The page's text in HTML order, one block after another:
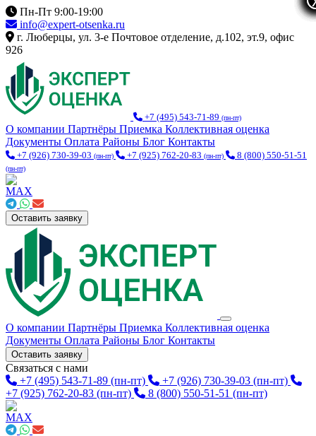
Пн-Пт 9:00-19:00
info@expert-otsenka.ru
г. Люберцы, ул. 3-е Почтовое отделение, д.102, эт.9, офис
926
+7 (495) 543-71-89 (пн-пт)
О компании Партнёры Приемка Коллективная оценка
Документы Оплата Районы Блог Контакты
+7 (926) 730-39-03 (пн-пт) +7 (925) 762-20-83 (пн-пт) 8 (800) 550-51-51
(пн-пт)
Оставить заявку
О компании Партнёры Приемка Коллективная оценка
Документы Оплата Районы Блог Контакты
Оставить заявку
Связаться с нами
+7 (495) 543-71-89 (пн-пт) +7 (926) 730-39-03 (пн-пт)
+7 (925) 762-20-83 (пн-пт) 8 (800) 550-51-51 (пн-пт)